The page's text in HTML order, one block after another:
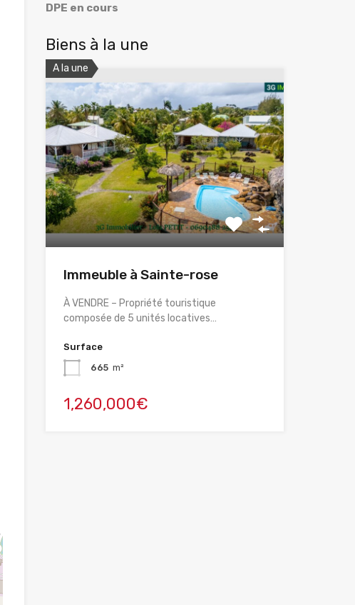
DPE en cours
Biens à la une
A la une
Immeuble à Sainte-rose
À VENDRE – Propriété touristique
composée de 5 unités locatives…
Surface
665 m²
1,260,000€